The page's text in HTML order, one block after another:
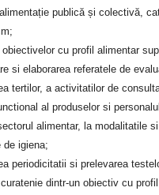
publică și colectivă,
cu profil alimentar
si elaborarea referatele de
tertilor, a activitatilor de
al produselor si
alimentar, la modalitatile
de igiena;
periodicitatii si prelevarea
dintr-un obiectiv cu